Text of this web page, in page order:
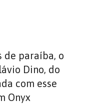
de paraíba, o
Dino, do
com esse
Onyx